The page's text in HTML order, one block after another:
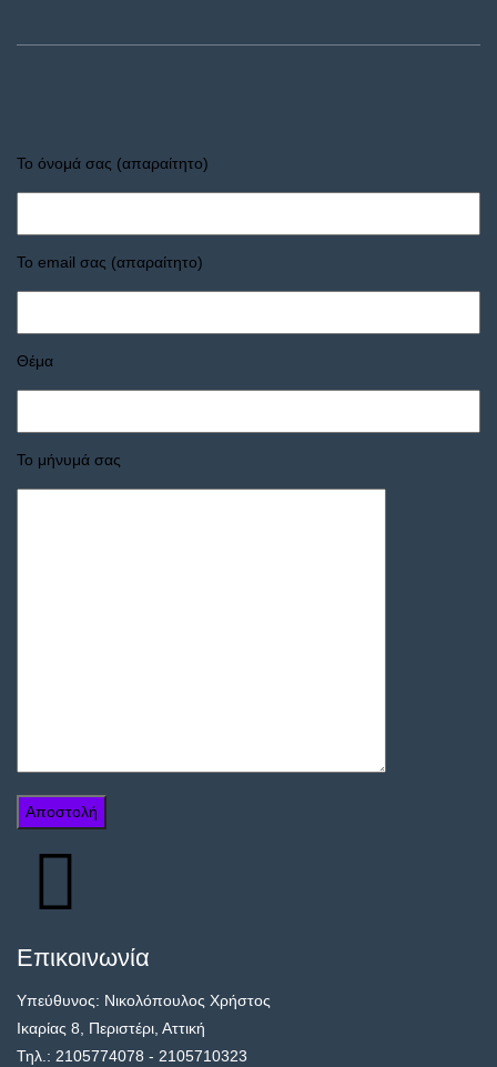
Το όνομά σας (απαραίτητο)
Το email σας (απαραίτητο)
Θέμα
Το μήνυμά σας
Επικοινωνία
Υπεύθυνος: Νικολόπουλος Χρήστος
Ικαρίας 8, Περιστέρι, Αττική
Τηλ.: 2105774078 - 2105710323